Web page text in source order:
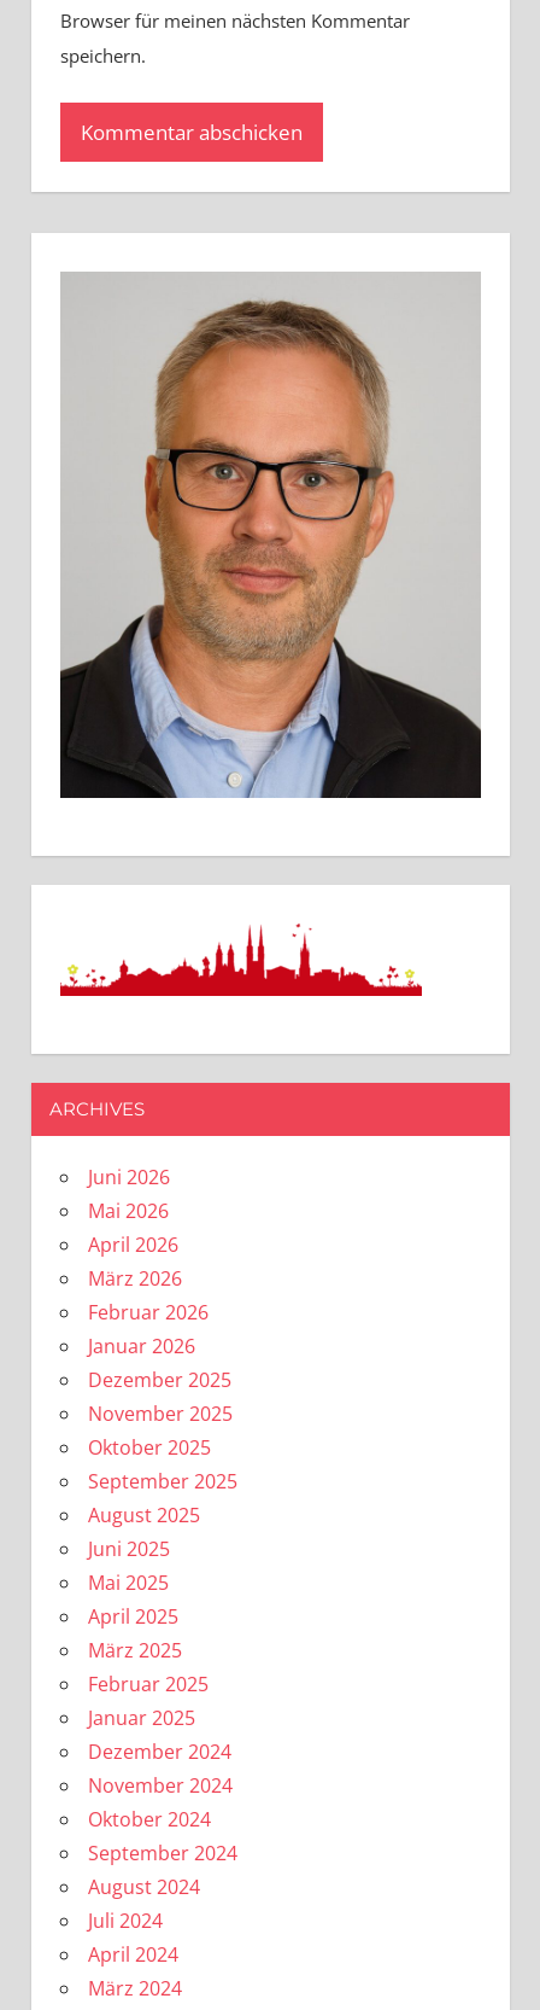
Browser für meinen nächsten Kommentar
speichern.
ARCHIVES
Juni 2026
Mai 2026
April 2026
März 2026
Februar 2026
Januar 2026
Dezember 2025
November 2025
Oktober 2025
September 2025
August 2025
Juni 2025
Mai 2025
April 2025
März 2025
Februar 2025
Januar 2025
Dezember 2024
November 2024
Oktober 2024
September 2024
August 2024
Juli 2024
April 2024
März 2024